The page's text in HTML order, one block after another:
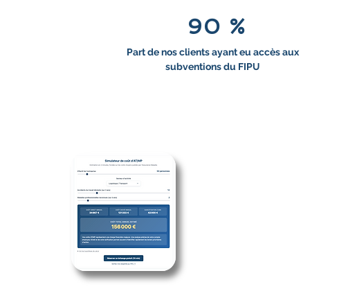
90 %
Part de nos clients ayant eu accès aux
subventions du FIPU